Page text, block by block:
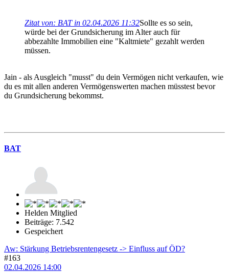
Zitat von: BAT in 02.04.2026 11:32Sollte es so sein,
würde bei der Grundsicherung im Alter auch für
abbezahlte Immobilien eine "Kaltmiete" gezahlt werden
müssen.
Jain - als Ausgleich "musst" du dein Vermögen nicht verkaufen, wie
du es mit allen anderen Vermögenswerten machen müsstest bevor
du Grundsicherung bekommst.
BAT
Helden Mitglied
Beiträge: 7.542
Gespeichert
Aw: Stärkung Betriebsrentengesetz -> Einfluss auf ÖD?
#163
02.04.2026 14:00